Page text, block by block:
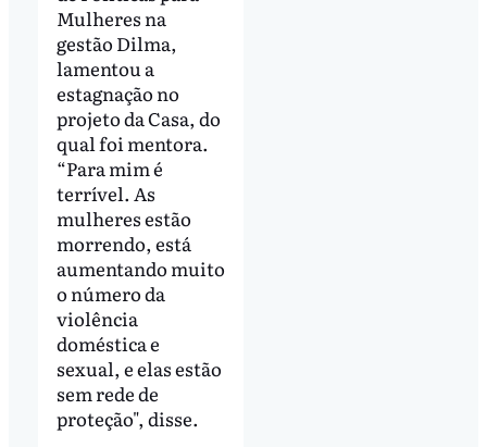
Mulheres na
gestão Dilma,
lamentou a
estagnação no
projeto da Casa, do
qual foi mentora.
“Para mim é
terrível. As
mulheres estão
morrendo, está
aumentando muito
o número da
violência
doméstica e
sexual, e elas estão
sem rede de
proteção", disse.